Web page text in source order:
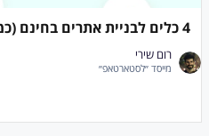
4 כלים לבניית אתרים בחינם (כמעט) ללא ידע בתכנות
רום שירי
מייסד ״לסטארטאפ״